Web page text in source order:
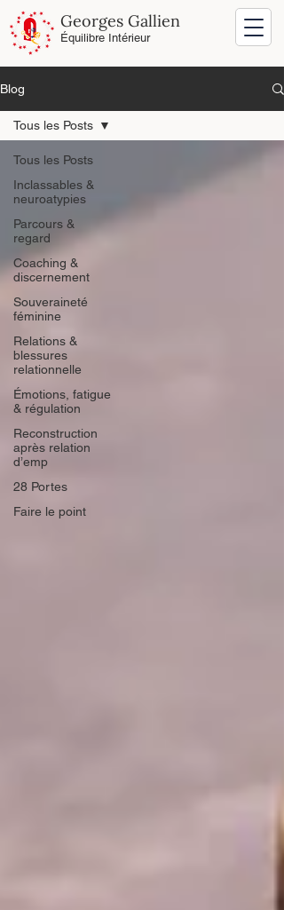
Georges Gallien
Équilibre Intérieur
Blog
Tous les Posts
Inclassables &
neuroatypies
Parcours &
regard
Coaching &
discernement
Souveraineté
féminine
Relations &
blessures
relationnelle
Émotions, fatigue
& régulation
Reconstruction
après relation
d’emp
28 Portes
Faire le point
Tous les Posts